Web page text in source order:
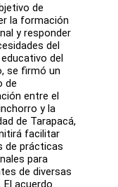
de
la formación
y responder
del
del
se firmó un
de
entre el
y la
de Tarapacá,
facilitar
de prácticas
para
de diversas
El acuerdo